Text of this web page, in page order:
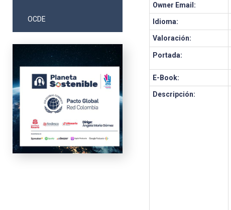
OCDE
Owner Email:
Idioma:
Valoración:
Portada:
E-Book:
Descripción: